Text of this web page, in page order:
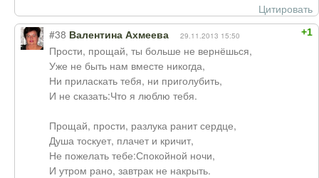
Цитировать
+1
#38 Валентина Ахмеева 29.11.2013 15:50
Прости, прощай, ты больше не вернёшься,
Уже не быть нам вместе никогда,
Ни приласкать тебя, ни приголубить,
И не сказать:Что я люблю тебя.
Прощай, прости, разлука ранит сердце,
Душа тоскует, плачет и кричит,
Не пожелать тебе:Спокойной ночи,
И утром рано, завтрак не накрыть.